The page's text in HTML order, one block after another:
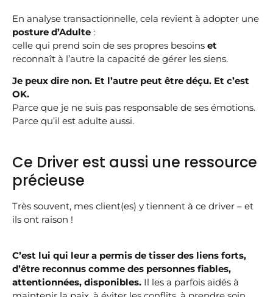
En analyse transactionnelle, cela revient à adopter une
posture d’Adulte :
celle qui prend soin de ses propres besoins et
reconnaît à l’autre la capacité de gérer les siens.
Je peux dire non. Et l’autre peut être déçu. Et c’est
OK.
Parce que je ne suis pas responsable de ses émotions.
Parce qu’il est adulte aussi.
Ce Driver est aussi une ressource
précieuse
Très souvent, mes client(es) y tiennent à ce driver – et
ils ont raison !
C’est lui qui leur a permis de tisser des liens forts,
d’être reconnus comme des personnes fiables,
attentionnées, disponibles. Il les a parfois aidés à